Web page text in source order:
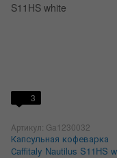
3
Артикул: Ga1230032
Капсульная кофеварка
Сaffitaly Nautilus S11HS